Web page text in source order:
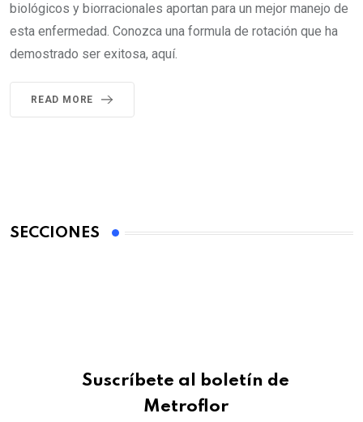
biológicos y biorracionales aportan para un mejor manejo de
esta enfermedad. Conozca una formula de rotación que ha
demostrado ser exitosa, aquí.
READ MORE
SECCIONES
Suscríbete al boletín de
Metroflor